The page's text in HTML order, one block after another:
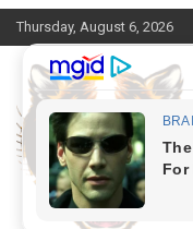
Skip
to
content
Thursday, August 6, 2026